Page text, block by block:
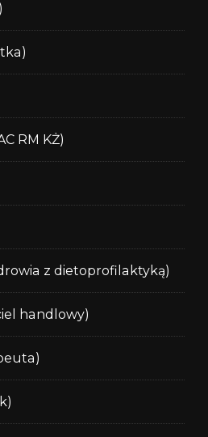
RM KŻ)
z dietoprofilaktyką)
handlowy)